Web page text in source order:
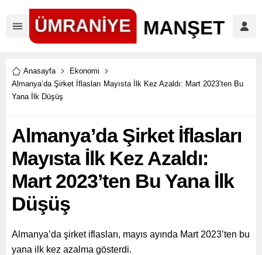
Anasayfa
Ekonomi
Almanya’da Şirket İflasları Mayısta İlk Kez Azaldı: Mart 2023’ten Bu
Yana İlk Düşüş
Almanya’da Şirket İflasları
Mayısta İlk Kez Azaldı:
Mart 2023’ten Bu Yana İlk
Düşüş
Almanya’da şirket iflasları, mayıs ayında Mart 2023’ten bu
yana ilk kez azalma gösterdi.